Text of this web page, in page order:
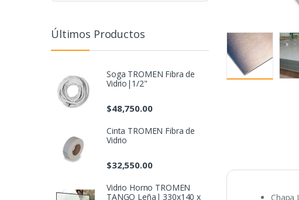
Chapa
Últimos Productos
Soga TROMEN Fibra de
Vidrio|1/2"
$48,750.00
Cinta TROMEN Fibra de
Vidrio
$32,550.00
Vidrio Horno TROMEN
TANGO Leña| 330x140 x